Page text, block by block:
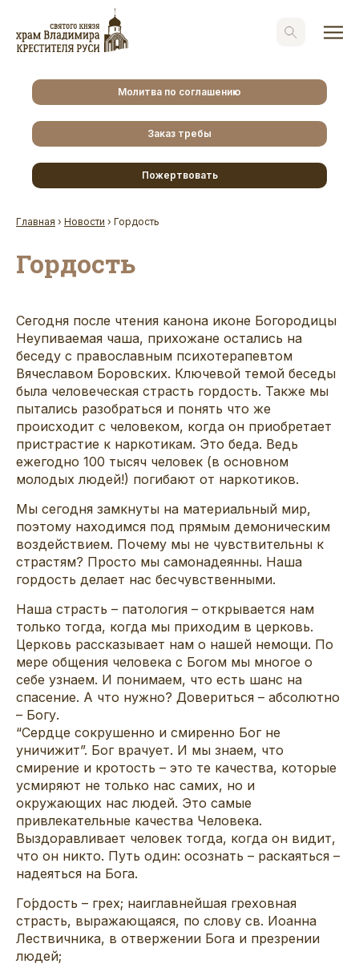
Молитва по соглашению
Заказ требы
Пожертвовать
Главная › Новости › Гордость
Гордость
Сегодня после чтения канона иконе Богородицы
Неупиваемая чаша, прихожане остались на
беседу с православным психотерапевтом
Вячеславом Боровских. Ключевой темой беседы
была человеческая страсть гордость. Также мы
пытались разобраться и понять что же
происходит с человеком, когда он приобретает
пристрастие к наркотикам. Это беда. Ведь
ежегодно 100 тысяч человек (в основном
молодых людей!) погибают от наркотиков.
Мы сегодня замкнуты на материальный мир,
поэтому находимся под прямым демоническим
воздействием. Почему мы не чувствительны к
страстям? Просто мы самонадеянны. Наша
гордость делает нас бесчувственными.
Наша страсть – патология – открывается нам
только тогда, когда мы приходим в церковь.
Церковь рассказывает нам о нашей немощи. По
мере общения человека с Богом мы многое о
себе узнаем. И понимаем, что есть шанс на
спасение. А что нужно? Довериться – абсолютно
– Богу.
“Сердце сокрушенно и смиренно Бог не
уничижит”. Бог врачует. И мы знаем, что
смирение и кротость – это те качества, которые
усмиряют не только нас самих, но и
окружающих нас людей. Это самые
привлекательные качества Человека.
Выздоравливает человек тогда, когда он видит,
что он никто. Путь один: осознать – раскаяться –
надеяться на Бога.
Го́рдость – грех; наиглавнейшая греховная
страсть, выражающаяся, по слову св. Иоанна
Лествичника, в отвержении Бога и презрении
людей;